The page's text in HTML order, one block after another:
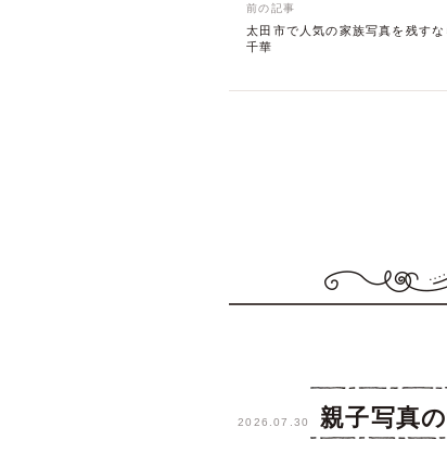
前の記事
太田市で人気の家族写真を残す
千華
2026.07.30 親子写真